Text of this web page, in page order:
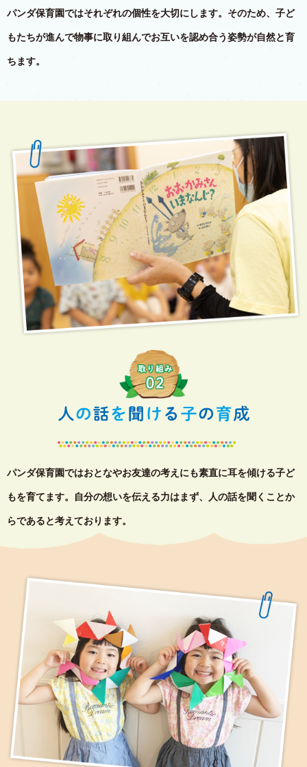
パンダ保育園ではそれぞれの個性を大切にします。 そのため、子ど
もたちが進んで物事に取り組んでお互いを認め合う姿勢が自然と育
ちます。
パンダ保育園ではおとなやお友達の考えにも素直に耳を傾ける子ど
もを育てます。 自分の想いを伝える力はまず、人の話を聞くことか
らであると考えております。